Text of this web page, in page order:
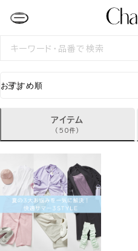
検
アイテム
(50件)